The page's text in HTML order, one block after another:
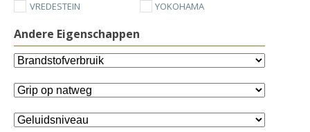
VREDESTEIN
YOKOHAMA
Andere Eigenschappen